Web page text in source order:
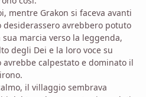
mentre Grakon si faceva avanti
avrebbero potuto
marcia verso la leggenda,
degli Dei e la loro voce su
calpestato e dominato il
il villaggio sembrava